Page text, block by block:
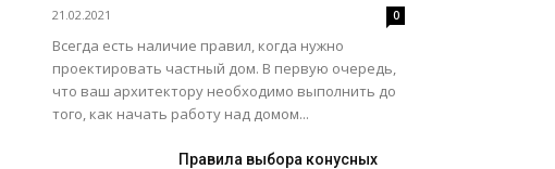
21.02.2021 0
Всегда есть наличие правил, когда нужно
проектировать частный дом. В первую очередь,
что ваш архитектору необходимо выполнить до
того, как начать работу над домом...
Правила выбора конусных